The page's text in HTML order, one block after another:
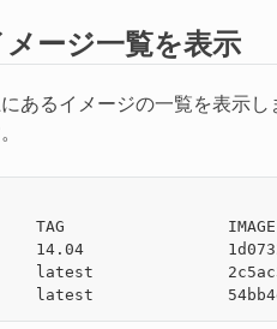
ージ一覧を表示
あるイメージの一覧を表示
TAG
14.04
latest
latest